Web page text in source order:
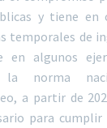
y tiene en
temporales de
en algunos
la norma
a partir de
para